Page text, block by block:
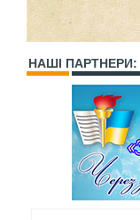
НАШІ ПАРТНЕРИ: